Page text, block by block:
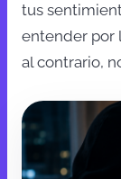
tus
entender por
al contrario,